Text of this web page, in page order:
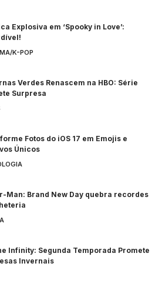
Explosiva em ‘Spooky in Love’:
K-POP
Verdes Renascem na HBO: Série
Surpresa
Fotos do iOS 17 em Emojis e
Únicos
Man: Brand New Day quebra recordes
Infinity: Segunda Temporada Promete
Invernais